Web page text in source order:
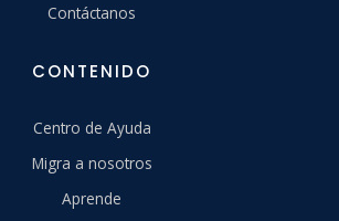
Contáctanos
CONTENIDO
Centro de Ayuda
Migra a nosotros
Aprende